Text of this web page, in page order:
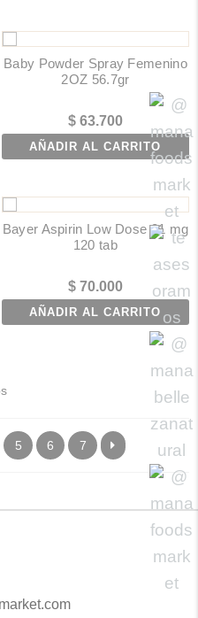
Baby Powder Spray Femenino
2OZ 56.7gr
$63.700
AÑADIR AL CARRITO
Bayer Aspirin Low Dose 81 mg
120 tab
$70.000
AÑADIR AL CARRITO
5 6 7